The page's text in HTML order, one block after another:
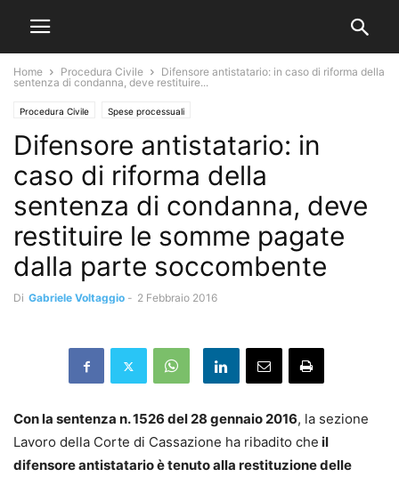
Home Procedura Civile
Difensore antistatario: in caso di riforma della
sentenza di condanna, deve restituire...
Procedura Civile Spese processuali
Difensore antistatario: in
caso di riforma della
sentenza di condanna, deve
restituire le somme pagate
dalla parte soccombente
Di Gabriele Voltaggio - 2 Febbraio 2016
Con la sentenza n. 1526 del 28 gennaio 2016, la sezione
Lavoro della Corte di Cassazione ha ribadito che il
difensore antistatario è tenuto alla restituzione delle